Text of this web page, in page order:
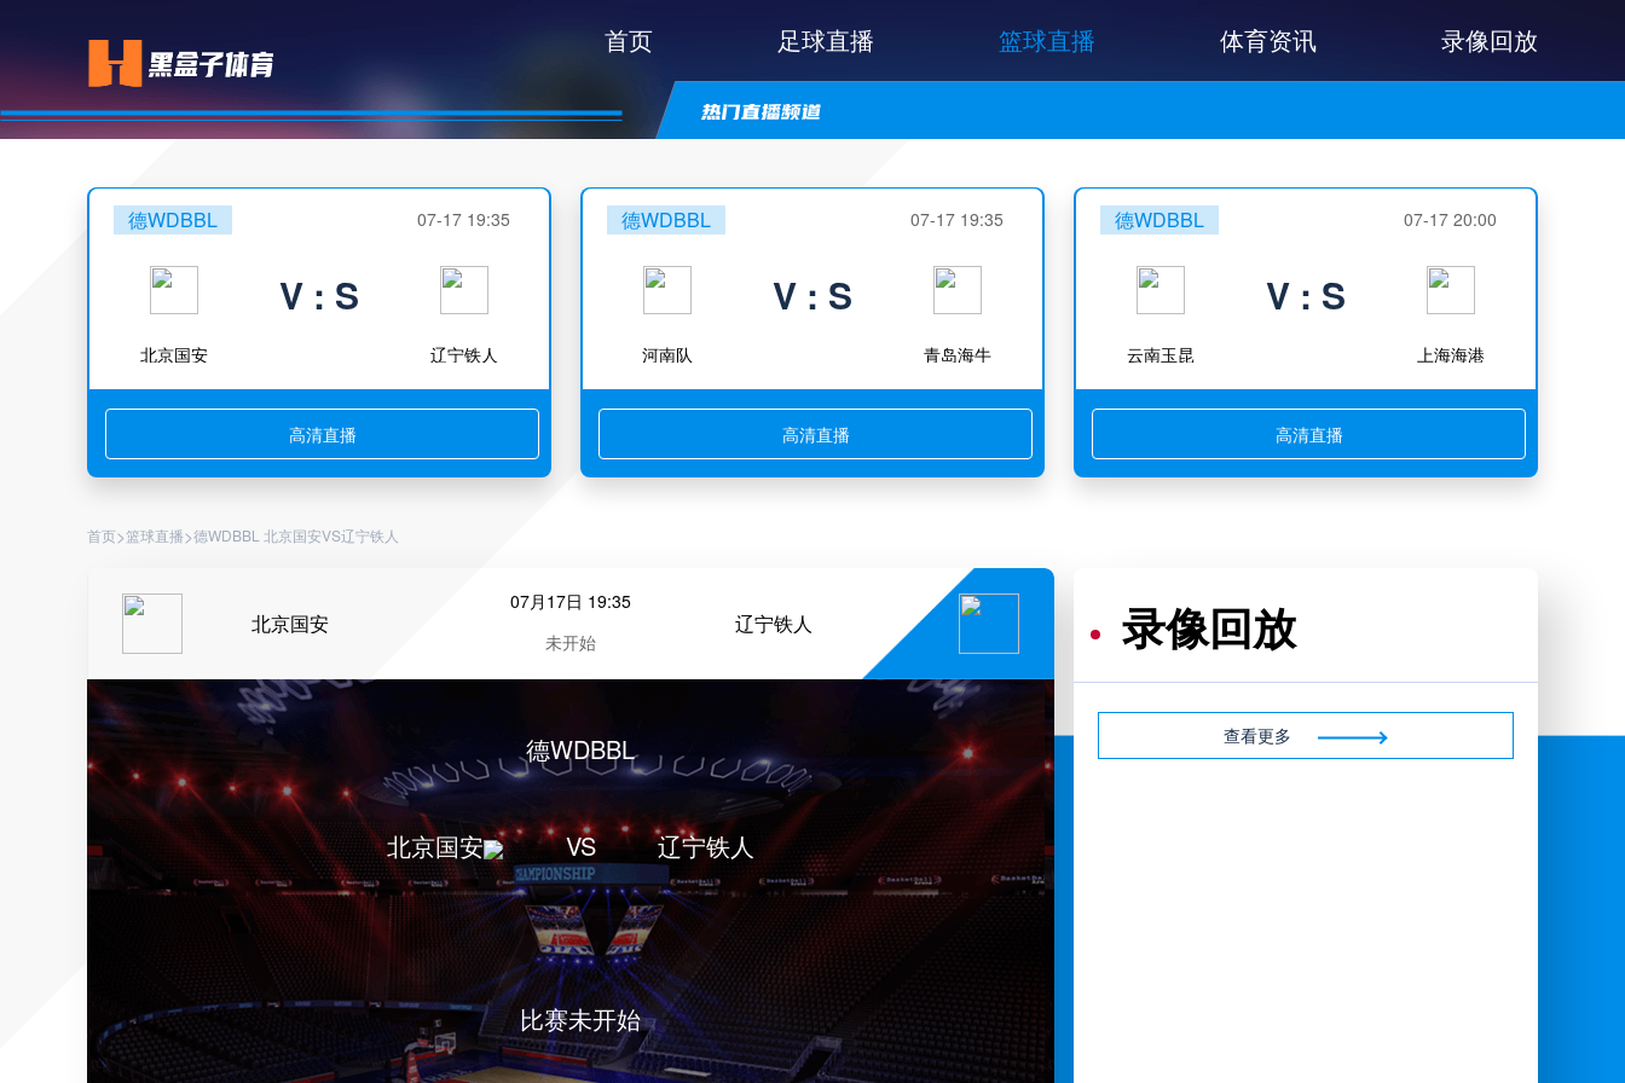
首页 足球直播 篮球直播 体育资讯 录像回放
德WDBBL 07-17 19:35
北京国安
V : S
辽宁铁人
高清直播
德WDBBL 07-17 19:35
河南队
V : S
青岛海牛
高清直播
德WDBBL 07-17 20:00
云南玉昆
V : S
上海海港
高清直播
首页>篮球直播>德WDBBL 北京国安VS辽宁铁人
北京国安
07月17日 19:35
未开始
辽宁铁人
北京国安
德WDBBL
VS
比赛未开始
辽宁铁人
录像回放
查看更多